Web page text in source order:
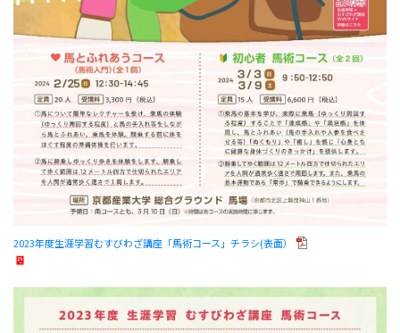
2023年度生涯学習むすびわざ講座「馬術コース」チラシ(表面）